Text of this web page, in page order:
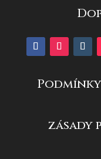
zásady